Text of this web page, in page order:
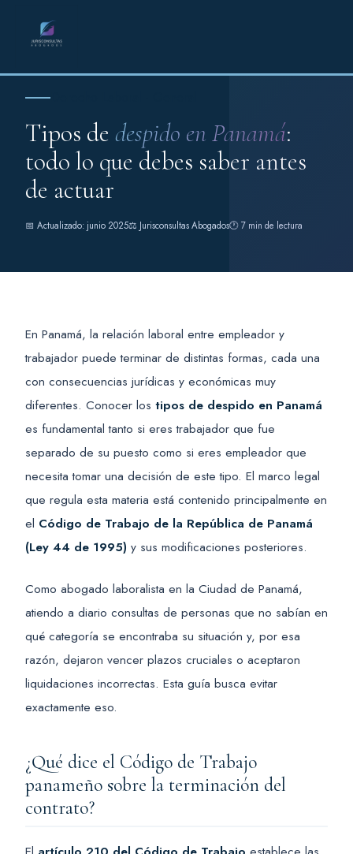
Tipos de despido en Panamá:
todo lo que debes saber antes
de actuar
📅 Actualizado: junio 2025⚖️ Jurisconsultas Abogados🕐 7 min de lectura
En Panamá, la relación laboral entre empleador y
trabajador puede terminar de distintas formas, cada una
con consecuencias jurídicas y económicas muy
diferentes. Conocer los tipos de despido en Panamá
es fundamental tanto si eres trabajador que fue
separado de su puesto como si eres empleador que
necesita tomar una decisión de este tipo. El marco legal
que regula esta materia está contenido principalmente en
el Código de Trabajo de la República de Panamá
(Ley 44 de 1995) y sus modificaciones posteriores.
Como abogado laboralista en la Ciudad de Panamá,
atiendo a diario consultas de personas que no sabían en
qué categoría se encontraba su situación y, por esa
razón, dejaron vencer plazos cruciales o aceptaron
liquidaciones incorrectas. Esta guía busca evitar
exactamente eso.
¿Qué dice el Código de Trabajo
panameño sobre la terminación del
contrato?